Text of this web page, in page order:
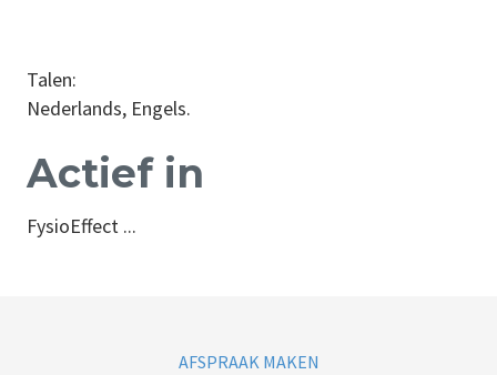
Talen:
Nederlands, Engels.
Actief in
FysioEffect ...
AFSPRAAK MAKEN